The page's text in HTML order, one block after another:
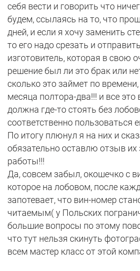
себя вести и говорить что
будем, ссылаясь на то, что
дней, и если я хочу заменить
то его надо срезать и
изготовитель, которая в свою
решение был ли это брак или
сколько это займет по
месяца полтора-два!!! и все
должна где-то стоять без
соответственно пользоваться
По итогу плюнул я на них и
обязательно оставлю отзыв их
работы!!!
Да, совсем забыл, окошечко с
которое на лобовом, после
запотевает, что вин-номер
читаемым( у Польских
большие вопросы по этому
что тут нельзя скинуть
всем мастер класс от этой